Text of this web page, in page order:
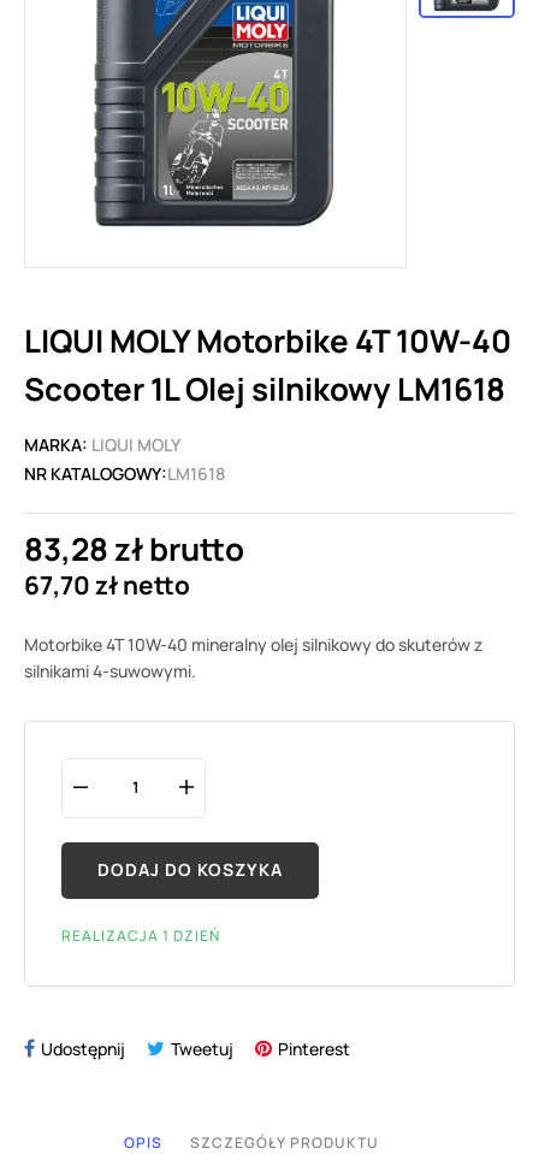
LIQUI MOLY Motorbike 4T 10W-40
Scooter 1L Olej silnikowy LM1618
MARKA: LIQUI MOLY
NR KATALOGOWY:LM1618
83,28 zł brutto
67,70 zł netto
Motorbike 4T 10W-40 mineralny olej silnikowy do skuterów z
silnikami 4-suwowymi.
DODAJ DO KOSZYKA
REALIZACJA 1 DZIEŃ
Udostępnij Tweetuj Pinterest
OPIS SZCZEGÓŁY PRODUKTU